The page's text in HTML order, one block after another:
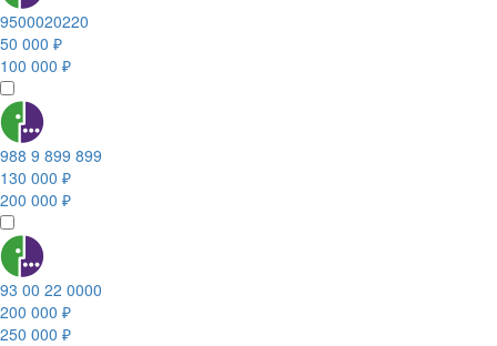
9500020220
50 000 ₽
100 000 ₽
988 9 899 899
130 000 ₽
200 000 ₽
93 00 22 0000
200 000 ₽
250 000 ₽